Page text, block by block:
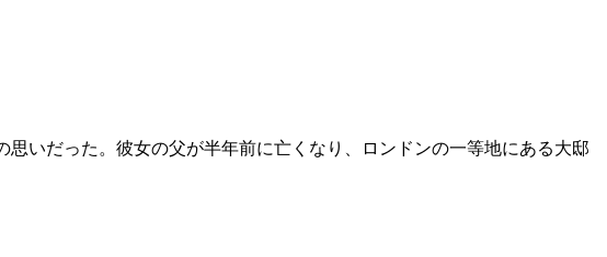
いだった。彼女の父が半年前に亡くなり、ロンドンの一等地にある大邸